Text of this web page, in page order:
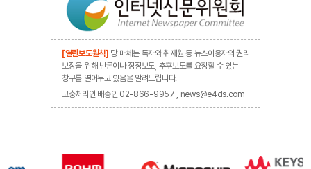
[열린보도원칙] 당 매체는 독자와 취재원 등 뉴스이용자의 권리
보장을 위해 반론이나 정정보도, 추후보도를 요청할 수 있는
창구를 열어두고 있음을 알려드립니다.
고충처리인 배종인 02-866-9957 , news@e4ds.com